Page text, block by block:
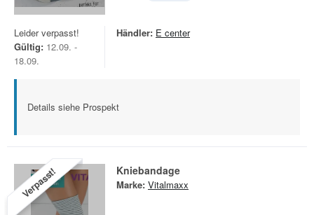
Leider verpasst!
Gültig: 12.09. -
18.09.
Händler: E center
Details siehe Prospekt
Verpasst! Kniebandage
Marke: Vitalmaxx